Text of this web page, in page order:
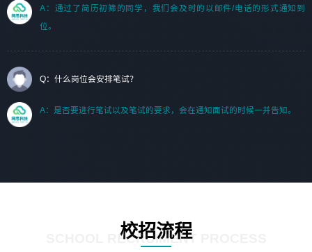
A：通过了简历初筛的同学，我们会及时的以邮件/电话的形式通知到
位。
Q：什么岗位会安排笔试？
A：是否要进行笔试以及笔试的要求，会在通知面试的时候一并告知。
校招流程
SCHOOL RECRUIMENT PROCESS